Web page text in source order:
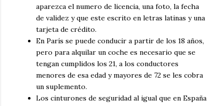
aparezca el numero de licencia, una foto, la fecha
de validez y que este escrito en letras latinas y una
tarjeta de crédito.
En París se puede conducir a partir de los 18 años,
pero para alquilar un coche es necesario que se
tengan cumplidos los 21, a los conductores
menores de esa edad y mayores de 72 se les cobra
un suplemento.
Los cinturones de seguridad al igual que en España